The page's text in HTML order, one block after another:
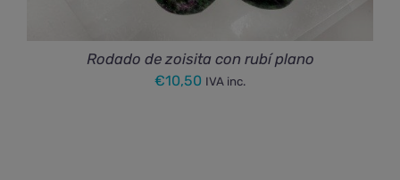
Rodado de zoisita con rubí plano
€10,50 IVA inc.